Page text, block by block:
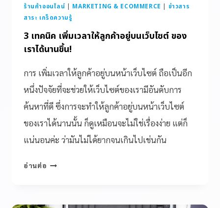
ร้านค้าออนไลน์ | MARKETING & ECOMMERCE | ข่าวสาร
สาระ เกร็ดความรู้
3 เทคนิค เพิ่มเวลาให้ลูกค้าอยู่บนเว็บไซต์ ของ
เราได้นานขึ้น!
การ เพิ่มเวลาให้ลูกค้าอยู่บนหน้าเว็บไซต์ ถือเป็นอีก
หนึ่งปัจจัยที่จะช่วยให้เว็บไซต์ของเรามีอันดับการ
ค้นหาที่ดี ซึ่งการจะทำให้ลูกค้าอยู่บนหน้าเว็บไซต์
ของเราได้นานนั้น ก็ดูเหมือนจะไม่ใช่เรื่องง่าย แต่ก็
แน่นอนค่ะ ว่ามันไม่ได้ยากจนเกินไปเช่นกัน
อ่านต่อ